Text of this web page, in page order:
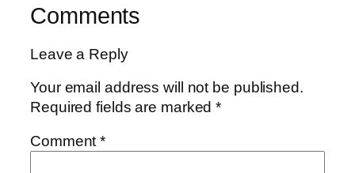
Comments
Leave a Reply
Your email address will not be published.
Required fields are marked*
Comment*